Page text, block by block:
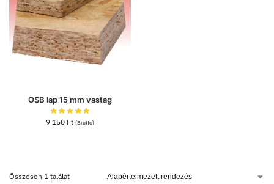
OSB lap 15 mm vastag
9 150 Ft (Bruttó)
Összesen 1 találat